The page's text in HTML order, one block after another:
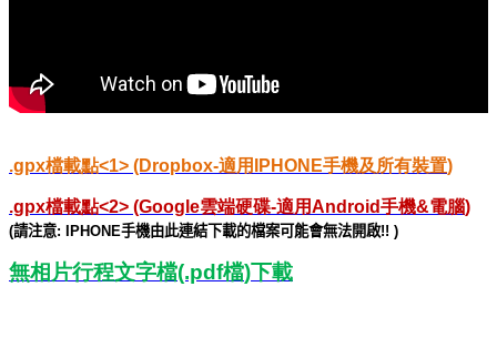
.gpx檔載點<1> (Dropbox-適用 IPHONE手機及所有裝置)
.gpx檔載點<2> (Google雲端硬碟-適用Android手機&電腦)
(請注意: IPHONE手機由此連結下載的檔案可能會無法開啟!! )
無相片行程文字檔(.pdf檔)下載